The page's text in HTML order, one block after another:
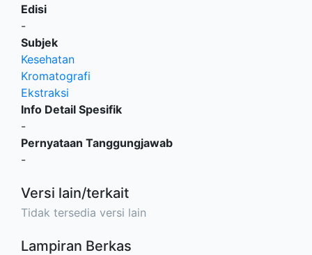
Edisi
-
Subjek
Kesehatan
Kromatografi
Ekstraksi
Info Detail Spesifik
-
Pernyataan Tanggungjawab
-
Versi lain/terkait
Tidak tersedia versi lain
Lampiran Berkas